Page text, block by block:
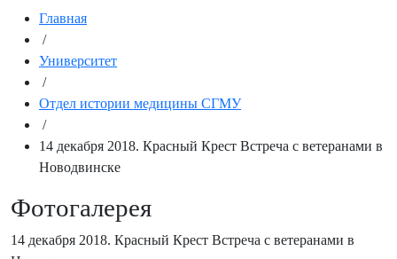
Главная
/
Университет
/
Отдел истории медицины СГМУ
/
14 декабря 2018. Красный Крест Встреча с ветеранами в
Новодвинске
Фотогалерея
14 декабря 2018. Красный Крест Встреча с ветеранами в